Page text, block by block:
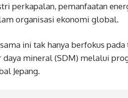
perkapalan, pemanfaatan
organisasi ekonomi global.
ini tak hanya berfokus
daya mineral (SDM) melalui
Jepang.